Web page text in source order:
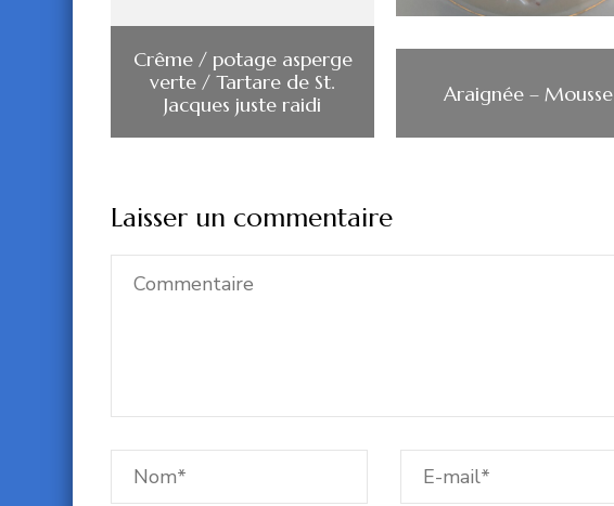
Crême / potage asperge
verte / Tartare de St.
Jacques juste raidi
Araignée – Mousse
Laisser un commentaire